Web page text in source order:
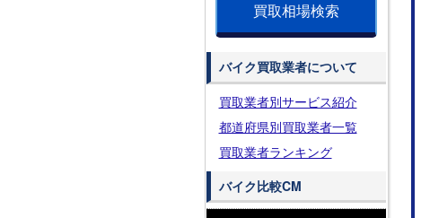
買取相場検索
バイク買取業者について
買取業者別サービス紹介
都道府県別買取業者一覧
買取業者ランキング
バイク比較CM